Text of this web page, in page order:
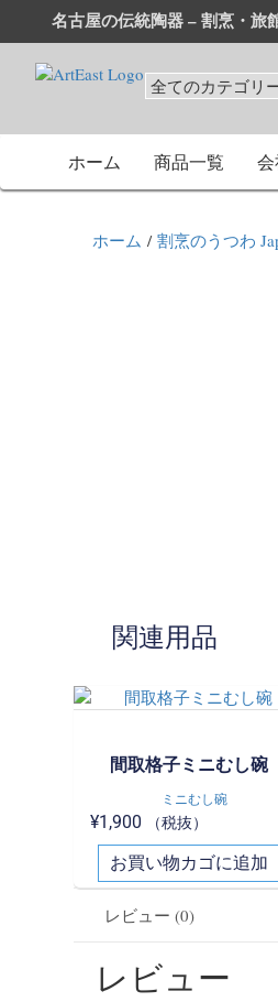
名古屋の伝統陶器 – 割烹・旅
和食器・洋食器通販｜割烹・
業務用から個人用まで、おしゃ
ホーム 商品一覧
ホーム /割烹のうつわ
関連用品
間取格子ミニむし碗
ミニむし碗
¥1,900 （税抜）
お買い物カゴに追加
レビュー (0)
レビュー